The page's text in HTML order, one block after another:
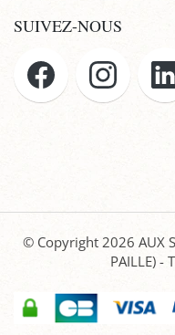
SUIVEZ-NOUS
© Copyright 2026 AUX
PAILLE) -